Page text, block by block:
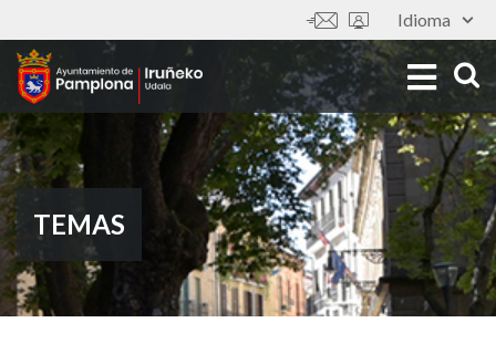
al
contenido
principal
Idioma
Tools
TEMAS